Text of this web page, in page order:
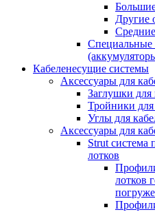
Другие
Специальные
Кабеленесущие системы
Аксессуары для
Заглушки для
Тройники для
Углы для
Аксессуары для
Strut система
лотков
лотков